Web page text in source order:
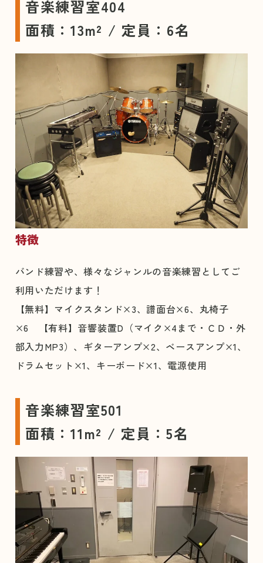
音楽練習室404
面積：13m² / 定員：6名
特徴
バンド練習や、様々なジャンルの音楽練習としてご
利用いただけます！
【無料】マイクスタンド×3、譜面台×6、丸椅子
×6 【有料】音響装置D（マイク×4まで・ＣＤ・外
部入力MP3）、ギターアンプ×2、ベースアンプ×1、
ドラムセット×1、キーボード×1、電源使用
音楽練習室501
面積：11m² / 定員：5名